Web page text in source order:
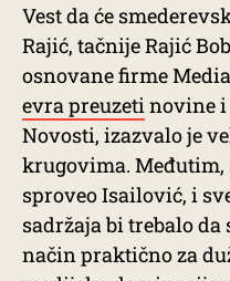
Vest da će
Rajić, tačnije Rajić
osnovane firme
evra preuzeti novine i
Novosti, izazvalo je
krugovima. Međutim,
sproveo Isailović, i
sadržaja bi trebalo da
način praktično za